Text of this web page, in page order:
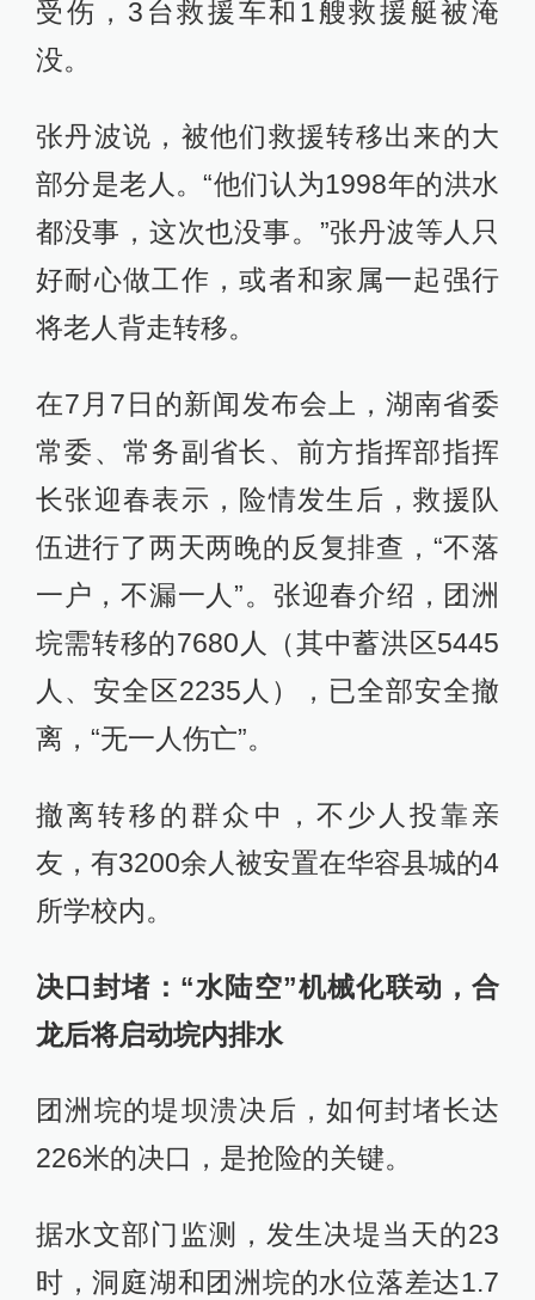
受伤，3台救援车和1艘救援艇被淹
没。
张丹波说，被他们救援转移出来的大
部分是老人。“他们认为1998年的洪水
都没事，这次也没事。”张丹波等人只
好耐心做工作，或者和家属一起强行
将老人背走转移。
在7月7日的新闻发布会上，湖南省委
常委、常务副省长、前方指挥部指挥
长张迎春表示，险情发生后，救援队
伍进行了两天两晚的反复排查，“不落
一户，不漏一人”。张迎春介绍，团洲
垸需转移的7680人（其中蓄洪区5445
人、安全区2235人），已全部安全撤
离，“无一人伤亡”。
撤离转移的群众中，不少人投靠亲
友，有3200余人被安置在华容县城的4
所学校内。
决口封堵：“水陆空”机械化联动，合
龙后将启动垸内排水
团洲垸的堤坝溃决后，如何封堵长达
226米的决口，是抢险的关键。
据水文部门监测，发生决堤当天的23
时，洞庭湖和团洲垸的水位落差达1.7